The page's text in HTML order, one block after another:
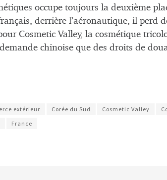
occupe toujours la deuxième
derrière l’aéronautique, il perd
Cosmetic Valley, la cosmétique
chinoise que des droits de
extérieur Corée du Sud Cosmetic Valley
France